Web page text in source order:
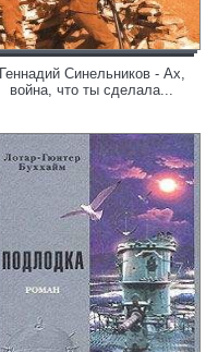
Геннадий Синельников - Ах,
война, что ты сделала...